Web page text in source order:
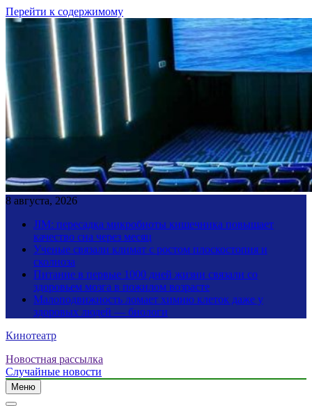
Перейти к содержимому
8 августа, 2026
JIM: пересадка микробиоты кишечника повышает
качество сна через месяц
Ученые связали климат с ростом плоскостопия и
сколиоза
Питание в первые 1000 дней жизни связали со
здоровьем мозга в пожилом возрасте
Малоподвижность ломает химию клеток даже у
здоровых людей — биологи
Кинотеатр
Новостная рассылка
Случайные новости
Меню